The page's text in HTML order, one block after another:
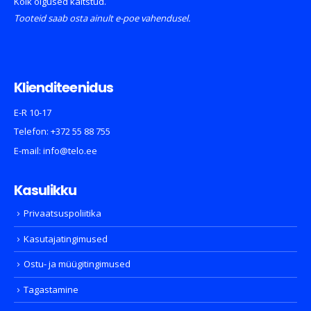
Tooteid saab osta ainult e-poe vahendusel.
Klienditeenidus
E-R 10-17
Telefon: +372 55 88 755
E-mail: info@telo.ee
Kasulikku
Privaatsuspoliitika
Kasutajatingimused
Ostu- ja müügitingimused
Tagastamine